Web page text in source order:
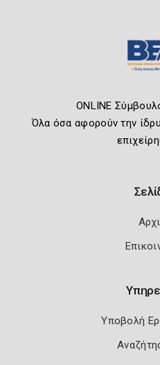
ONLINE
Όλα όσα αφορούν την
Υποβολή